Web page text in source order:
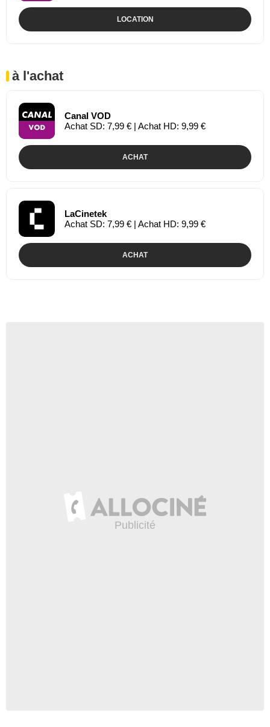
LOCATION
à l'achat
Canal VOD
Achat SD: 7,99 € | Achat HD: 9,99 €
ACHAT
LaCinetek
Achat SD: 7,99 € | Achat HD: 9,99 €
ACHAT